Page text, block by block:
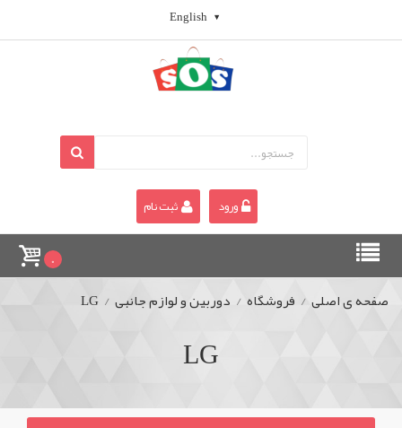
English
ورود ثبت نام
0
صفحه ی اصلی / فروشگاه / دوربین و لوازم جانبی /
LG
LG